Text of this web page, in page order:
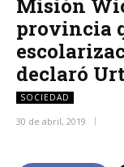
Misión
provincia
declaró
SOCIEDAD
30 de abril, 2019